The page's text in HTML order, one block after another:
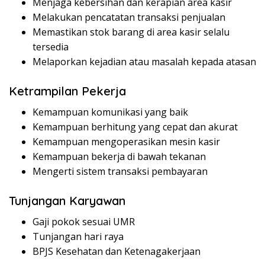
Melakukan pencatatan transaksi penjualan
Memastikan stok barang di area kasir selalu
tersedia
Melaporkan kejadian atau masalah kepada atasan
Ketrampilan Pekerja
Kemampuan komunikasi yang baik
Kemampuan berhitung yang cepat dan akurat
Kemampuan mengoperasikan mesin kasir
Kemampuan bekerja di bawah tekanan
Mengerti sistem transaksi pembayaran
Tunjangan Karyawan
Gaji pokok sesuai UMR
Tunjangan hari raya
BPJS Kesehatan dan Ketenagakerjaan